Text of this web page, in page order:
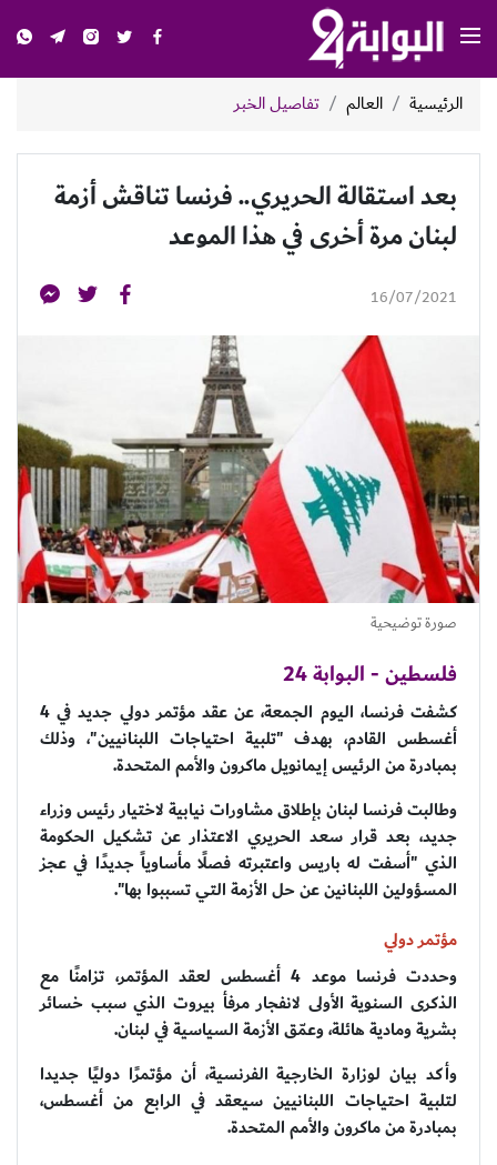
الرئيسية العالم تفاصيل الخبر
بعد استقالة الحريري.. فرنسا تناقش أزمة
لبنان مرة أخرى في هذا الموعد
16/07/2021
صورة توضيحية
فلسطين - البوابة 24
كشفت فرنسا، اليوم الجمعة، عن عقد مؤتمر دولي جديد في 4
أغسطس القادم، بهدف "تلبية احتياجات اللبنانيين"، وذلك
بمبادرة من الرئيس إيمانويل ماكرون والأمم المتحدة.
وطالبت فرنسا لبنان بإطلاق مشاورات نيابية لاختيار رئيس وزراء
جديد، بعد قرار سعد الحريري الاعتذار عن تشكيل الحكومة
الذي "أسفت له باريس واعتبرته فصلًا مأساوياً جديدًا في عجز
المسؤولين اللبنانين عن حل الأزمة التي تسببوا بها".
مؤتمر دولي
وحددت فرنسا موعد 4 أغسطس لعقد المؤتمر، تزامنًا مع
الذكرى السنوية الأولى لانفجار مرفأ بيروت الذي سبب خسائر
بشرية ومادية هائلة، وعمّق الأزمة السياسية في لبنان.
وأكد بيان لوزارة الخارجية الفرنسية، أن مؤتمرًا دوليًا جديدا
لتلبية احتياجات اللبنانيين سيعقد في الرابع من أغسطس،
بمبادرة من ماكرون والأمم المتحدة.